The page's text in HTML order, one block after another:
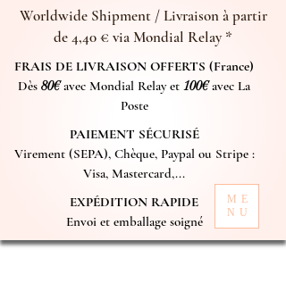
Worldwide Shipment / Livraison à partir
de 4,40 € via Mondial Relay *
FRAIS DE LIVRAISON OFFERTS (France)
Dès 80€avec Mondial Relay et 100€avec La
Poste
PAIEMENT SÉCURISÉ
Virement (SEPA), Chèque, Paypal ou Stripe :
Visa, Mastercard,...
EXPÉDITION RAPIDE
Envoi et emballage soigné
ME
NU